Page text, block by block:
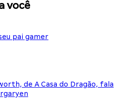
você
pai gamer
de A Casa do Dragão, fala